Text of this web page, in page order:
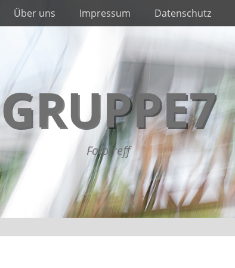
Über uns Impressum Datenschutz
GRUPPE7
Fototreff